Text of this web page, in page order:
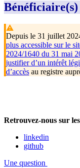
Depuis le 31 juillet
plus accessible sur le
2024/1640 du 31 mai
justifier d’un intérêt
d’accès au registre
Retrouvez-nous sur
linkedin
github
Une question